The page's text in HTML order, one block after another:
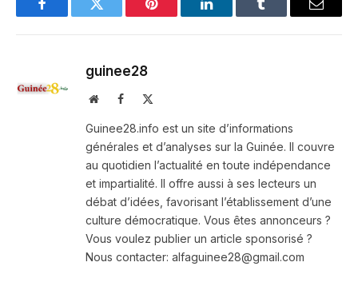
FacebookTwitter Pinterest LinkedInTumblr Email
guinee28
WebsiteFacebook
Guinee28.info est un site d’informations
générales et d’analyses sur la Guinée. Il couvre
au quotidien l’actualité en toute indépendance
et impartialité. Il offre aussi à ses lecteurs un
débat d’idées, favorisant l’établissement d’une
culture démocratique. Vous êtes annonceurs ?
Vous voulez publier un article sponsorisé ?
Nous contacter: alfaguinee28@gmail.com